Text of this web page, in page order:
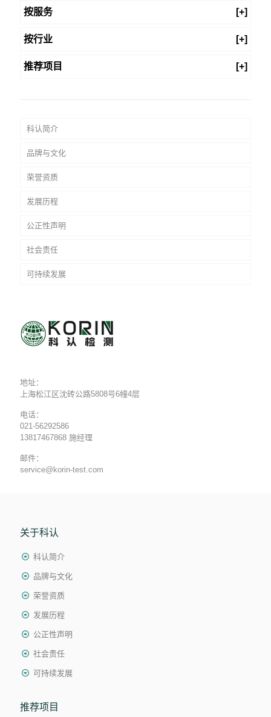
按服务 [+]
按行业 [+]
推荐项目 [+]
科认简介
品牌与文化
荣誉资质
发展历程
公正性声明
社会责任
可持续发展
地址：
上海松江区沈砖公路5808号6幢4层
电话：
021-56292586
13817467868 施经理
邮件：
service@korin-test.com
关于科认
科认简介
品牌与文化
荣誉资质
发展历程
公正性声明
社会责任
可持续发展
推荐项目